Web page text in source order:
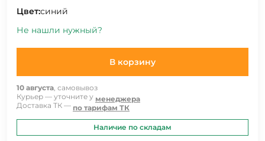
Цвет:синий
Не нашли нужный?
В корзину
10 августа, самовывоз
Курьер — уточните у менеджера
Доставка ТК — по тарифам ТК
Наличие по складам